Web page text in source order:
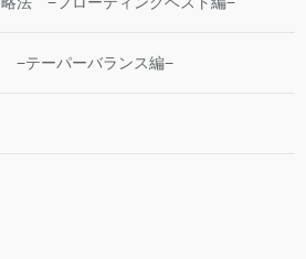
−テーパーバランス編−